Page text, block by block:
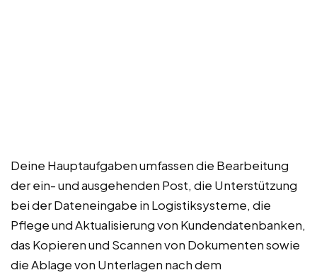
Deine Hauptaufgaben umfassen die Bearbeitung
der ein- und ausgehenden Post, die Unterstützung
bei der Dateneingabe in Logistiksysteme, die
Pflege und Aktualisierung von Kundendatenbanken,
das Kopieren und Scannen von Dokumenten sowie
die Ablage von Unterlagen nach dem